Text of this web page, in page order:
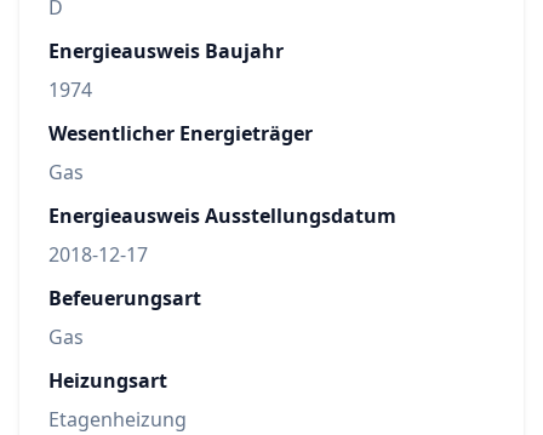
D
Energieausweis Baujahr
1974
Wesentlicher Energieträger
Gas
Energieausweis Ausstellungsdatum
2018-12-17
Befeuerungsart
Gas
Heizungsart
Etagenheizung